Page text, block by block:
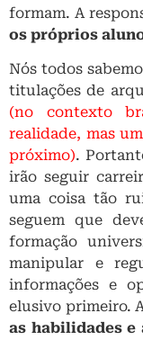
formam. A
os próprios
Nós todos
titulações de
(no contexto
realidade, mas
próximo).
irão seguir
uma coisa tão
seguem que
formação
manipular e
informações e
elusivo primeiro.
as habilidades